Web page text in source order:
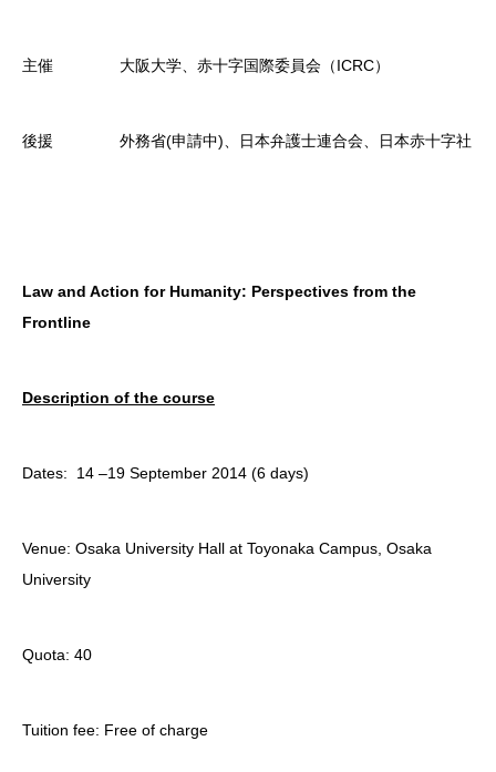
主催 大阪大学、赤十字国際委員会（ICRC）
後援 外務省(申請中)、日本弁護士連合会、日本赤十字社
Law and Action for Humanity: Perspectives from the
Frontline
Description of the course
Dates: 14 –19 September 2014 (6 days)
Venue: Osaka University Hall at Toyonaka Campus, Osaka
University
Quota: 40
Tuition fee: Free of charge